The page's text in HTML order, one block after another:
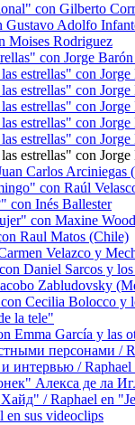
con Gilberto
Gustavo Adolfo
Moises Rodriguez
con Jorge
estrellas" con
estrellas" con
estrellas" con
estrellas" con
estrellas" con
estrellas" con
Carlos Arciniegas
con Raúl
con Inés Ballester
con Maxine
Raul Matos (Chile)
Velazco y
Daniel Sarcos y
Zabludovsky
Cecilia Bolocco y
la tele"
Emma García y las
персонами /
интервью / Raphael
Алекса де ла
/ Raphael en
en sus videoclips